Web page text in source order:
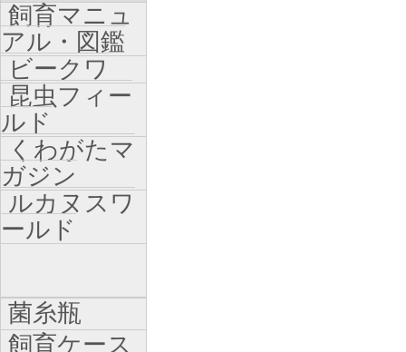
飼育マニュ
アル・図鑑
ビークワ
昆虫フィー
ルド
くわがたマ
ガジン
ルカヌスワ
ールド
菌糸瓶
飼育ケース